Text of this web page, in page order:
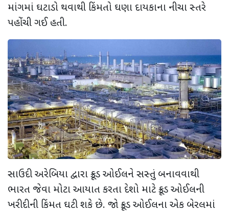
માંગમાં ઘટાડો થવાથી કિંમતો ઘણા દાયકાના નીચા સ્તરે
પહોંચી ગઈ હતી.
સાઉદી અરેબિયા દ્વારા ક્રૂડ ઓઈલને સસ્તું બનાવવાથી
ભારત જેવા મોટા આયાત કરતા દેશો માટે ક્રૂડ ઓઈલની
ખરીદીની કિંમત ઘટી શકે છે. જો ક્રૂડ ઓઈલના એક બેરલમાં